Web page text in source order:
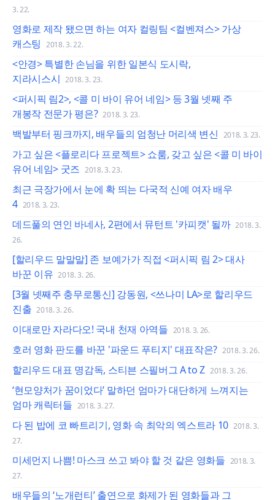
3. 22.
영화로 제작 됐으면 하는 여자 컬링팀 <컬벤져스> 가상
캐스팅 2018. 3. 22.
<안경> 특별한 손님을 위한 일본식 도시락,
지라시스시 2018. 3. 23.
<퍼시픽 림2>, <콜 미 바이 유어 네임> 등 3월 넷째 주
개봉작 전문가 평은? 2018. 3. 23.
백발부터 핑크까지, 배우들의 엄청난 머리색 변신 2018. 3. 23.
가고 싶은 <플로리다 프로젝트> 쇼룸, 갖고 싶은 <콜 미 바이
유어 네임> 굿즈 2018. 3. 23.
최근 극장가에서 눈에 확 띄는 다국적 신예 여자 배우
4 2018. 3. 23.
데드풀의 연인 바네사, 2편에서 뮤턴트 '카피캣' 될까 2018. 3.
26.
[할리우드 말말말] 존 보예가가 직접 <퍼시픽 림 2> 대사
바꾼 이유 2018. 3. 26.
[3월 넷째주 충무로통신] 강동원, <쓰나미 LA>로 할리우드
진출 2018. 3. 26.
이대로만 자라다오! 국내 천재 아역들 2018. 3. 26.
호러 영화 판도를 바꾼 '파운드 푸티지' 대표작은? 2018. 3. 26.
할리우드 대표 명감독, 스티븐 스필버그 A to Z 2018. 3. 26.
‘현모양처가 꿈이었다’ 말하던 엄마가 대단하게 느껴지는
엄마 캐릭터들 2018. 3. 27.
다 된 밥에 코 빠트리기, 영화 속 최악의 엑스트라 10 2018. 3.
27.
미세먼지 나쁨! 마스크 쓰고 봐야 할 것 같은 영화들 2018. 3.
27.
배우들의 ‘노개런티’ 출연으로 화제가 된 영화들과 그